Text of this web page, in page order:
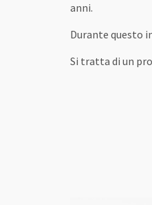
anni.
Durante questo
Si tratta di un